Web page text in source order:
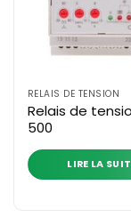
RELAIS DE TENSION
Relais de
500
LIRE LA